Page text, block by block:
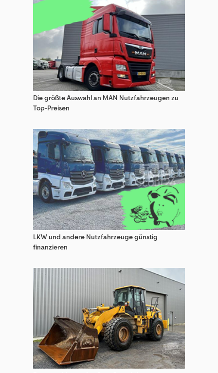
Steinbock Wp Gabelstapler
Steinbock Wr Gabelstapler
Wacker Spezial-Baumaschinen
Die größte Auswahl an MAN Nutzfahrzeugen zu
Top-Preisen
LKW und andere Nutzfahrzeuge günstig
finanzieren